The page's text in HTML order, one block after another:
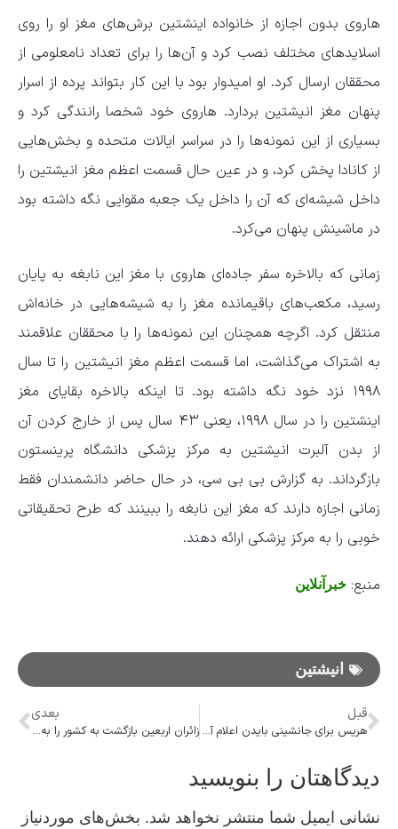
هاروی بدون اجازه از خانواده اینشتین برش‌های مغز او را روی
اسلاید‌های مختلف نصب کرد و آن‌ها را برای تعداد نامعلومی از
محققان ارسال کرد. او امیدوار بود با این کار بتواند پرده از اسرار
پنهان مغز انیشتین بردارد. هاروی خود شخصا رانندگی کرد و
بسیاری از این نمونه‌ها را در سراسر ایالات متحده و بخش‌هایی
از کانادا پخش کرد، و در عین حال قسمت اعظم مغز انیشتین را
داخل شیشه‌ای که آن را داخل یک جعبه مقوایی نگه داشته بود
در ماشینش پنهان می‌کرد.
زمانی که بالاخره سفر جاده‌ای هاروی با مغز این نابغه به پایان
رسید، مکعب‌های باقیمانده مغز را به شیشه‌هایی در خانه‌اش
منتقل کرد. اگرچه همچنان این نمونه‌ها را با محققان علاقمند
به اشتراک می‌گذاشت، اما قسمت اعظم مغز انیشتین را تا سال
۱۹۹۸ نزد خود نگه داشته بود. تا اینکه بالاخره بقایای مغز
اینشتین را در سال ۱۹۹۸، یعنی ۴۳ سال پس از خارج کردن آن
از بدن آلبرت انیشتین به مرکز پزشکی دانشگاه پرینستون
بازگرداند. به گزارش بی بی سی، در حال حاضر دانشمندان فقط
زمانی اجازه دارند که مغز این نابغه را ببینند که طرح تحقیقاتی
خوبی را به مرکز پزشکی ارائه دهند.
منبع: خبرآنلاین
انیشتین
قبل
هریس برای جانشینی بایدن اعلام آمادگی کرد
بعدی
زائران اربعین بازگشت به کشور را به روز جمعه موکول نکنند
دیدگاهتان را بنویسید
نشانی ایمیل شما منتشر نخواهد شد. بخش‌های موردنیاز